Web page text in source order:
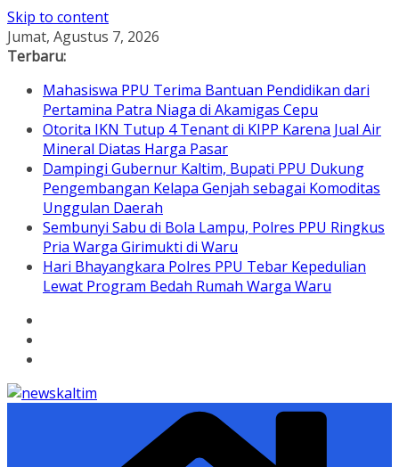
Skip to content
Jumat, Agustus 7, 2026
Terbaru:
Mahasiswa PPU Terima Bantuan Pendidikan dari
Pertamina Patra Niaga di Akamigas Cepu
Otorita IKN Tutup 4 Tenant di KIPP Karena Jual Air
Mineral Diatas Harga Pasar
Dampingi Gubernur Kaltim, Bupati PPU Dukung
Pengembangan Kelapa Genjah sebagai Komoditas
Unggulan Daerah
Sembunyi Sabu di Bola Lampu, Polres PPU Ringkus
Pria Warga Girimukti di Waru
Hari Bhayangkara Polres PPU Tebar Kepedulian
Lewat Program Bedah Rumah Warga Waru